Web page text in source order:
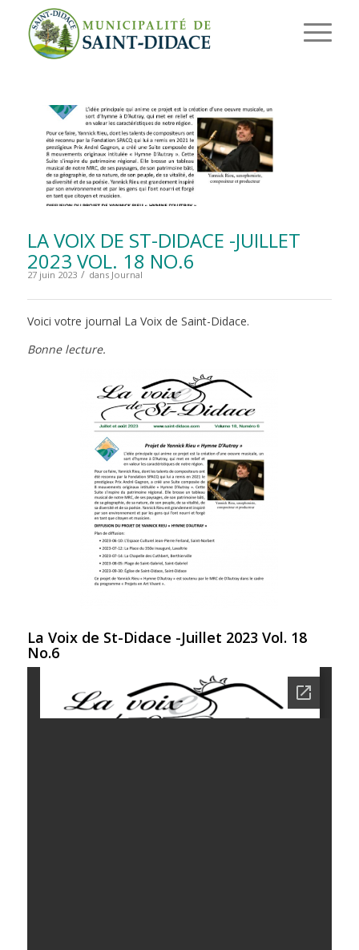
LA VOIX DE ST-DIDACE -JUILLET
2023 VOL. 18 NO.6
27 juin 2023 / dans Journal
Voici votre journal La Voix de Saint-Didace.
Bonne lecture.
La Voix de St-Didace -Juillet 2023 Vol. 18
No.6